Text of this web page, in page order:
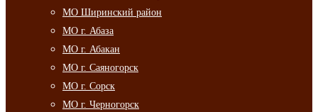
МО Ширинский район
МО г. Абаза
МО г. Абакан
МО г. Саяногорск
МО г. Сорск
МО г. Черногорск